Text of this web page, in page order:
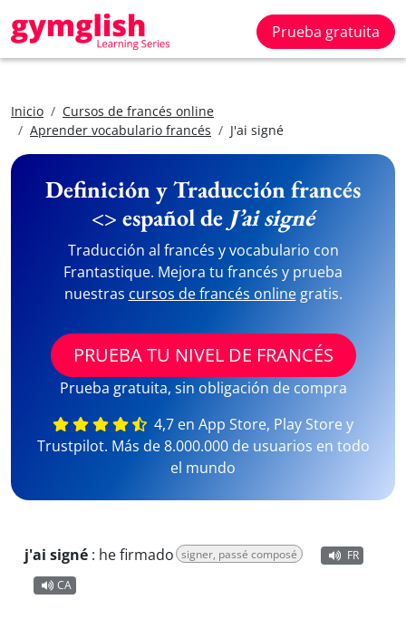
Prueba gratuita
Inicio
Cursos de francés online
Aprender vocabulario francés
J'ai signé
Definición y Traducción francés
<> español de J’ai signé
Traducción al francés y vocabulario con
Frantastique. Mejora tu francés y prueba
nuestras cursos de francés onlinegratis.
PRUEBA TU NIVEL DE FRANCÉS
Prueba gratuita, sin obligación de compra
4,7 en App Store, Play Store y
Trustpilot. Más de 8.000.000 de usuarios en todo
el mundo
j'ai signé : he firmado signer, passé composé
FR
CA